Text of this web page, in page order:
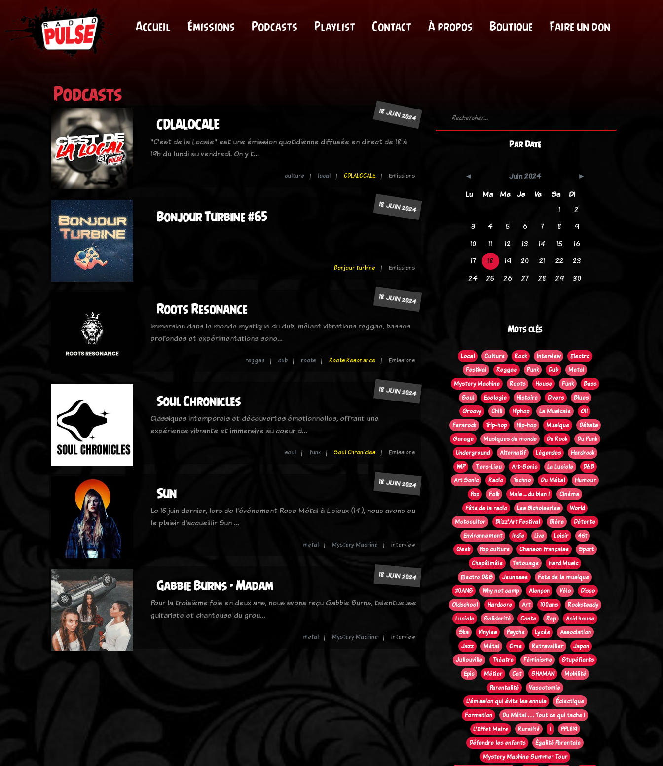
Accueil Émissions Podcasts Playlist Contact À propos Boutique Faire un don
Podcasts
18 JUIN 2024
CDLALOCALE
"C'est de la Locale" est une émission quotidienne diffusée en direct de 18 à
19h du lundi au vendredi. On y t…
culture local CDLALOCALE Emissions
18 JUIN 2024
Bonjour Turbine #65
Bonjour turbine Emissions
18 JUIN 2024
Roots Resonance
immersion dans le monde mystique du dub, mêlant vibrations reggae, basses
profondes et expérimentations sono…
reggae dub roots Roots Resonance Emissions
18 JUIN 2024
Soul Chronicles
Classiques intemporels et découvertes émotionnelles, offrant une
expérience vibrante et immersive au coeur d…
soul funk Soul Chronicles Emissions
18 JUIN 2024
Sun
Le 15 juin dernier, lors de l'événement Rose Métal à Lisieux (14), nous avons eu
le plaisir d'accueillir Sun …
metal Mystery Machine Interview
18 JUIN 2024
Gabbie Burns - Madam
Pour la troisième fois en deux ans, nous avons reçu Gabbie Burns, talentueuse
guitariste et chanteuse du grou…
metal Mystery Machine Interview
Par Date
Juin 2024
Lu
Ma Me Je Ve Sa
Di
1
2
3
4 5 6 7 8
9
10
11 12 13 14 15
16
17
18 19 20 21 22
23
24
25 26 27 28 29 30
Mots clés
Local Culture Rock Interview
Electro
Festival
Reggae Punk Dub
Metal
Mystery Machine
Roots House Funk
Bass
Soul
Ecologie Histoire Divers
Blues
Groovy
Chill Hiphop La Musicale
Oi!
Ferarock
Trip-hop Hip-hop Musique
Débats
Garage
Musiques du monde Du Rock
Du Punk
Underground
Alternatif Légendes
Hardrock
WIP
Tiers-Lieu Art-Sonic La Luciole
D&B
Art Sonic
Radio Techno Du Métal
Humour
Pop
Folk Mais ... du bien !
Cinéma
Fête de la radio
Les Bichoiseries
World
Motocultor
Blizz'Art Festival Bière
Détente
Environnement
Indie Live Loisir
45t
Geek
Pop culture Chanson française
Sport
Chapêlmêle
Tatouage
Hard Music
Electro D&B
Jeunesse
Fete de la musique
20ANS
Why not camp Alençon Vélo
Disco
Oldschool
Hardcore Art 100ans
Rocksteady
Luciole
Solidarité Conte Rap
Acid house
Ska
Vinyles Psyche Lycée
Association
Jazz
Métal Orne Retravailler
Japon
Jullouville
Théatre Féminisme
Stupéfiants
Epic
Métier Cat SHAMAN
Mobilité
Parentalité
Vasectomie
L’émission qui évite les ennuis
Éclectique
Formation
Du Métal . . . Tout ce qui tache !
L'Effet Maire
Ruralité !
PPL819
Défendre les enfants
Égalité Parentale
Mystery Machine Summer Tour